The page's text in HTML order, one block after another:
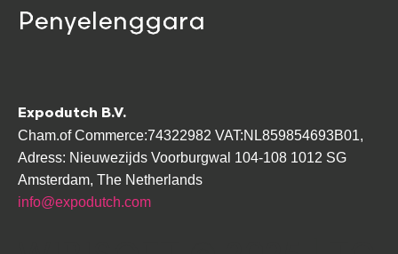
Penyelenggara
Expodutch B.V.
Cham.of Commerce:74322982 VAT:NL859854693B01,
Adress: Nieuwezijds Voorburgwal 104-108 1012 SG
Amsterdam, The Netherlands
info@expodutch.com